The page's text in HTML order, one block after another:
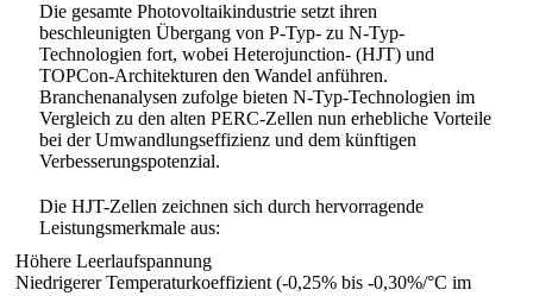
Die gesamte Photovoltaikindustrie setzt ihren
beschleunigten Übergang von P-Typ- zu N-Typ-
Technologien fort, wobei Heterojunction- (HJT) und
TOPCon-Architekturen den Wandel anführen.
Branchenanalysen zufolge bieten N-Typ-Technologien im
Vergleich zu den alten PERC-Zellen nun erhebliche Vorteile
bei der Umwandlungseffizienz und dem künftigen
Verbesserungspotenzial.
Die HJT-Zellen zeichnen sich durch hervorragende
Leistungsmerkmale aus:
Höhere Leerlaufspannung
Niedrigerer Temperaturkoeffizient (-0,25% bis -0,30%/°C im